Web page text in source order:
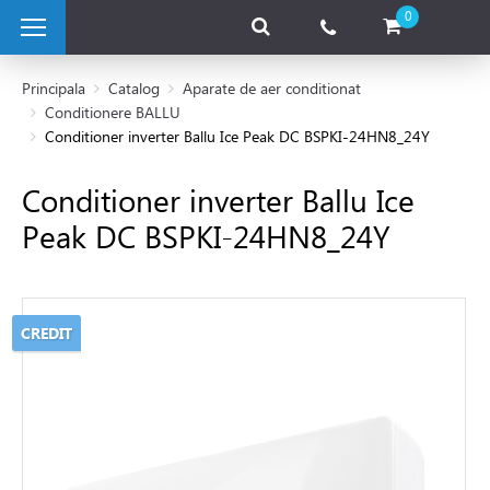
pe gaz
de caldura
0
Principala Catalog
Aparate de aer conditionat
Conditionere BALLU
Conditioner inverter Ballu Ice Peak DC BSPKI-24HN8_24Y
Conditioner inverter Ballu Ice
Peak DC BSPKI-24HN8_24Y
CREDIT